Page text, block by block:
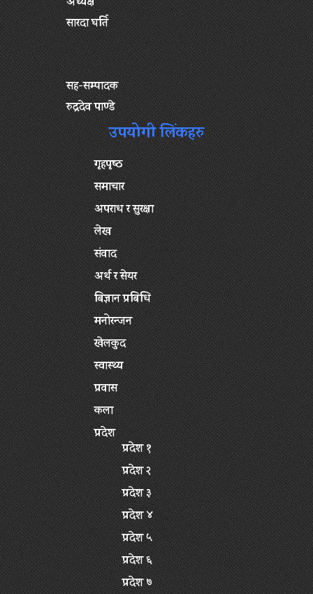
सारदा घर्ति
सह-सम्पादक
रुद्रदेव पाण्डे
उपयोगी लिंकहरु
गृहपृष्‍ठ
समाचार
अपराध र सुरक्षा
लेख
संवाद
अर्थ र सेयर
बिज्ञान प्रबिधि
मनोरन्जन
खेलकुद
स्वास्थ्य
प्रवास
कला
प्रदेश
प्रदेश १
प्रदेश २
प्रदेश ३
प्रदेश ४
प्रदेश ५
प्रदेश ६
प्रदेश ७